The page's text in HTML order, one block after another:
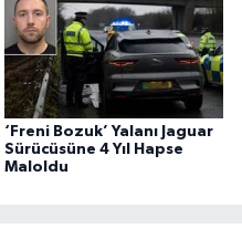
‘Freni Bozuk’ Yalanı Jaguar
Sürücüsüne 4 Yıl Hapse
Maloldu